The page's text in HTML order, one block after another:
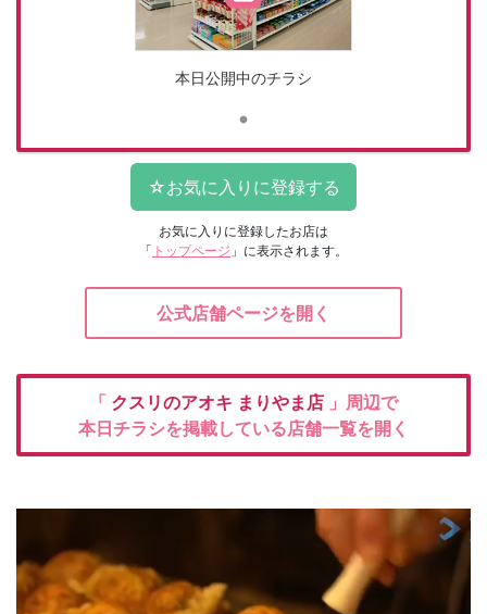
本日公開中のチラシ
お気に入りに登録したお店は
「 トップページ 」に表示されます。
公式店舗ページを開く
「 クスリのアオキ まりやま店 」周辺で
本日チラシを掲載している店舗一覧を開く